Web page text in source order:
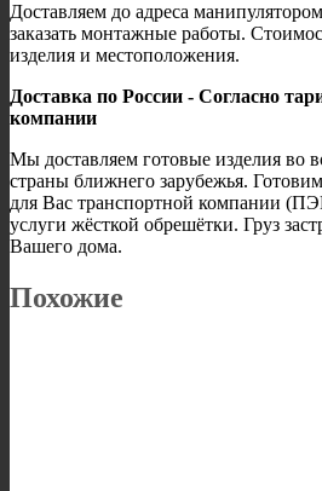
Доставляем до адреса
заказать монтажные работы.
изделия и местоположения.
Доставка по России - Согласно
компании
Мы доставляем готовые изделия во
страны ближнего зарубежья.
для Вас транспортной компании
услуги жёсткой обрешётки. Груз
Вашего дома.
Похожие